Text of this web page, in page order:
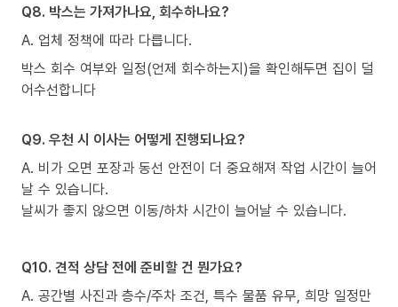
Q8. 박스는 가져가나요, 회수하나요?
A. 업체 정책에 따라 다릅니다.
박스 회수 여부와 일정(언제 회수하는지)을 확인해두면 집이 덜
어수선합니다
Q9. 우천 시 이사는 어떻게 진행되나요?
A. 비가 오면 포장과 동선 안전이 더 중요해져 작업 시간이 늘어
날 수 있습니다.
날씨가 좋지 않으면 이동/하차 시간이 늘어날 수 있습니다.
Q10. 견적 상담 전에 준비할 건 뭔가요?
A. 공간별 사진과 층수/주차 조건, 특수 물품 유무, 희망 일정만